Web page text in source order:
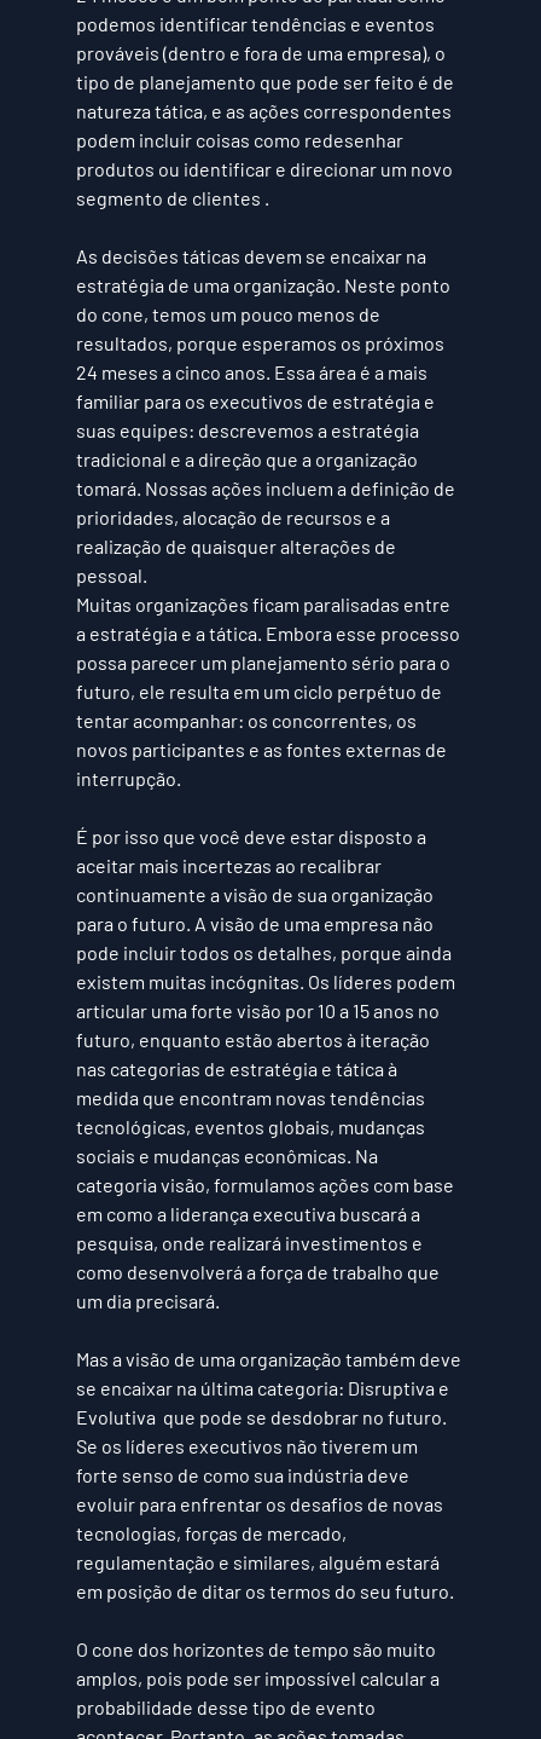
podemos identificar tendências e eventos
prováveis (dentro e fora de uma empresa), o
tipo de planejamento que pode ser feito é de
natureza tática, e as ações correspondentes
podem incluir coisas como redesenhar
produtos ou identificar e direcionar um novo
segmento de clientes .
As decisões táticas devem se encaixar na
estratégia de uma organização. Neste ponto
do cone, temos um pouco menos de
resultados, porque esperamos os próximos
24 meses a cinco anos. Essa área é a mais
familiar para os executivos de estratégia e
suas equipes: descrevemos a estratégia
tradicional e a direção que a organização
tomará. Nossas ações incluem a definição de
prioridades, alocação de recursos e a
realização de quaisquer alterações de
pessoal.
Muitas organizações ficam paralisadas entre
a estratégia e a tática. Embora esse processo
possa parecer um planejamento sério para o
futuro, ele resulta em um ciclo perpétuo de
tentar acompanhar: os concorrentes, os
novos participantes e as fontes externas de
interrupção.
É por isso que você deve estar disposto a
aceitar mais incertezas ao recalibrar
continuamente a visão de sua organização
para o futuro. A visão de uma empresa não
pode incluir todos os detalhes, porque ainda
existem muitas incógnitas. Os líderes podem
articular uma forte visão por 10 a 15 anos no
futuro, enquanto estão abertos à iteração
nas categorias de estratégia e tática à
medida que encontram novas tendências
tecnológicas, eventos globais, mudanças
sociais e mudanças econômicas. Na
categoria visão, formulamos ações com base
em como a liderança executiva buscará a
pesquisa, onde realizará investimentos e
como desenvolverá a força de trabalho que
um dia precisará.
Mas a visão de uma organização também deve
se encaixar na última categoria: Disruptiva e
Evolutiva que pode se desdobrar no futuro.
Se os líderes executivos não tiverem um
forte senso de como sua indústria deve
evoluir para enfrentar os desafios de novas
tecnologias, forças de mercado,
regulamentação e similares, alguém estará
em posição de ditar os termos do seu futuro.
O cone dos horizontes de tempo são muito
amplos, pois pode ser impossível calcular a
probabilidade desse tipo de evento